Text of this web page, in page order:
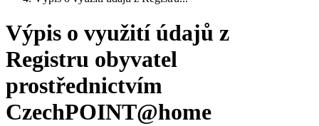
Výpis o využití údajů z
Registru obyvatel
prostřednictvím
CzechPOINT@home